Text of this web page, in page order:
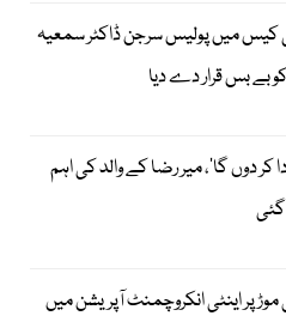
کیس میں پولیس سرجن ڈاکٹر سمعیہ
بے بس قرار دے دیا
کر دوں گا‘، میر رضا کے والد کی اہم
پر اینٹی انکروچمنٹ آپریشن میں